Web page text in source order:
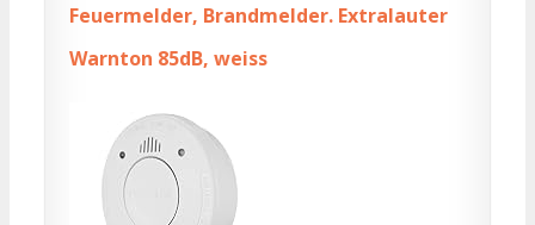
Feuermelder, Brandmelder. Extralauter
Warnton 85dB, weiss